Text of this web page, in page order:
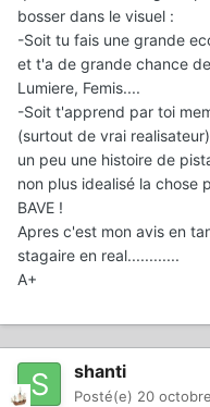
bosser dans le visuel :
-Soit tu fais une grande
et t'a de grande chance
Lumiere, Femis....
-Soit t'apprend par toi
(surtout de vrai
un peu une histoire de
non plus idealisé la chose
BAVE !
Apres c'est mon avis en
stagaire en real............
A+
shanti
Posté(e) 20